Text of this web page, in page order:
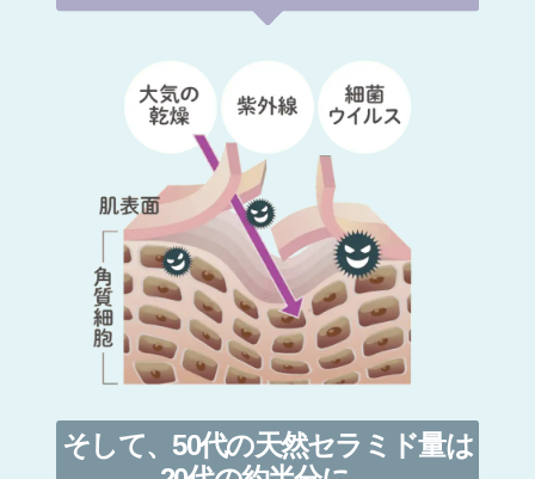
そして、50代の天然セラミド量は